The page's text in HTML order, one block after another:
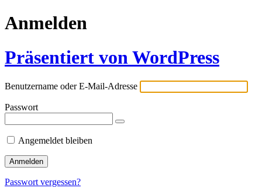
Anmelden
Präsentiert von WordPress
Benutzername oder E-Mail-Adresse
Passwort
Angemeldet bleiben
Passwort vergessen?